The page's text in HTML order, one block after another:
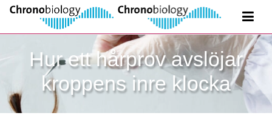
Hur ett hårprov avslöjar
kroppens inre klocka